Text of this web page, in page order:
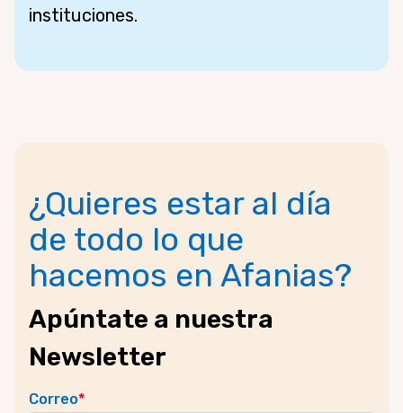
instituciones.
¿Quieres estar al día
de todo lo que
hacemos en Afanias?
Apúntate a nuestra
Newsletter